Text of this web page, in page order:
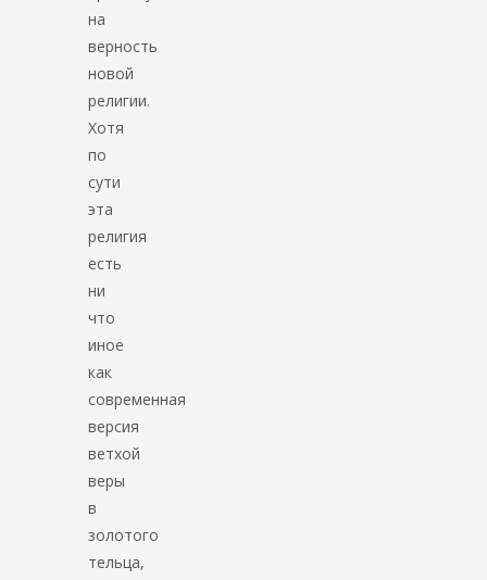
на
верность
новой
религии.
Хотя
по
сути
эта
религия
есть
ни
что
иное
как
современная
версия
ветхой
веры
в
золотого
тельца,